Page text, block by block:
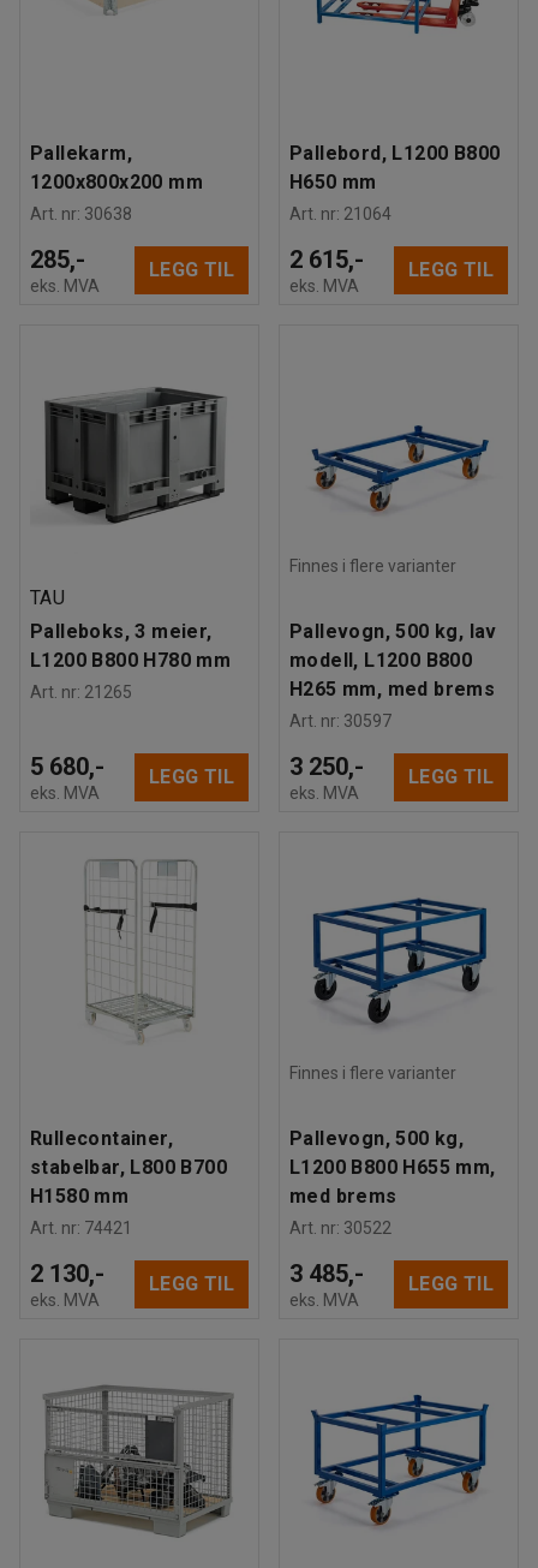
Pallekarm,
1200x800x200 mm
Art. nr: 30638
285,-
eks. MVA
LEGG TIL
Pallebord, L1200 B800
H650 mm
Art. nr: 21064
2 615,-
eks. MVA
LEGG TIL
TAU
Palleboks, 3 meier,
L1200 B800 H780 mm
Art. nr: 21265
5 680,-
eks. MVA
LEGG TIL
Finnes i flere varianter
Pallevogn, 500 kg, lav
modell, L1200 B800
H265 mm, med brems
Art. nr: 30597
3 250,-
eks. MVA
LEGG TIL
Rullecontainer,
stabelbar, L800 B700
H1580 mm
Art. nr: 74421
2 130,-
eks. MVA
LEGG TIL
Finnes i flere varianter
Pallevogn, 500 kg,
L1200 B800 H655 mm,
med brems
Art. nr: 30522
3 485,-
eks. MVA
LEGG TIL